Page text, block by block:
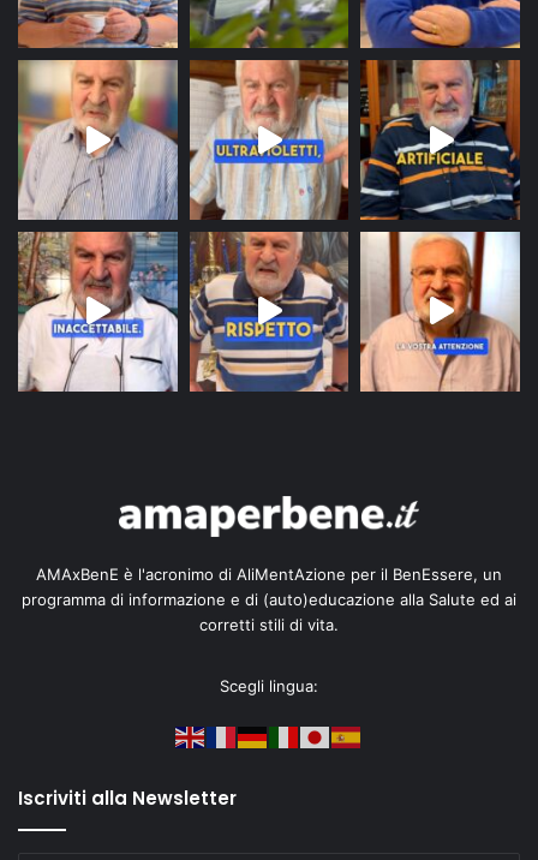
AMAxBenE è l'acronimo di AliMentAzione per il BenEssere, un
programma di informazione e di (auto)educazione alla Salute ed ai
corretti stili di vita.
Scegli lingua:
Iscriviti alla Newsletter